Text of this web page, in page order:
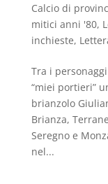
Calcio di
mitici anni '80,
inchieste,
Tra i
“miei portieri”
brianzolo
Brianza,
Seregno e
nel...